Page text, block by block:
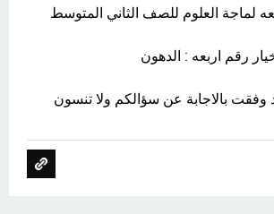
لماجة العلوم للصف الثاني المتوسط
رقم اربعه : الدهون
وفقت بالاجابة عن سؤالكم ولا تنسون